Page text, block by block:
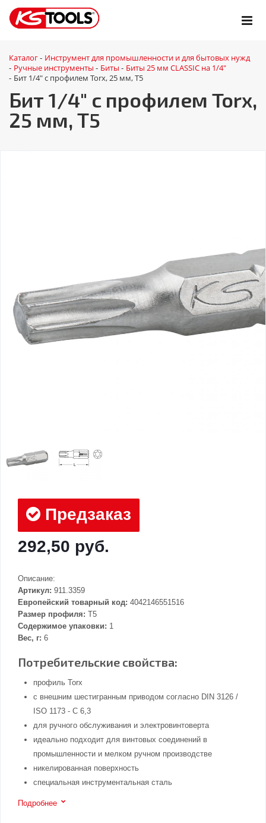
Каталог - Инструмент для промышленности и для бытовых нужд
- Ручные инструменты - Биты - Биты 25 мм CLASSIC на 1/4"
- Бит 1/4" с профилем Torx, 25 мм, Т5
Бит 1/4" с профилем Torx,
25 мм, Т5
Предзаказ
292,50 руб.
Описание:
Артикул: 911.3359
Европейский товарный код: 4042146551516
Размер профиля: T5
Содержимое упаковки: 1
Вес, г: 6
Потребительские свойства:
профиль Torx
с внешним шестигранным приводом согласно DIN 3126 /
ISO 1173 - C 6,3
для ручного обслуживания и электровинтоверта
идеально подходит для винтовых соединений в
промышленности и мелком ручном производстве
никелированная поверхность
специальная инструментальная сталь
Подробнее